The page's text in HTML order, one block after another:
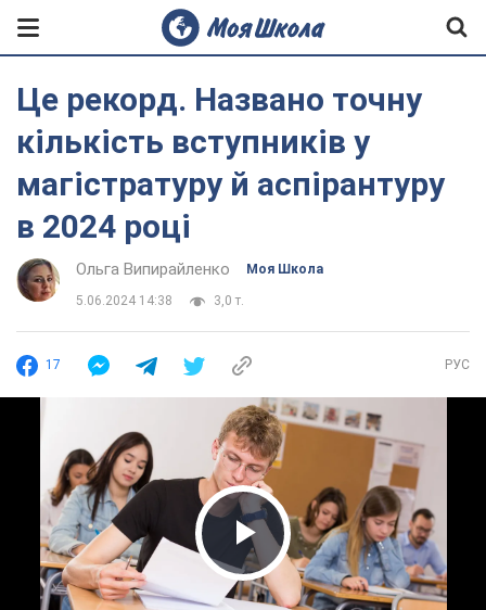
Це рекорд. Названо точну
кількість вступників у
магістратуру й аспірантуру
в 2024 році
Ольга Випирайленко Моя Школа
5.06.2024 14:38 3,0 т.
17 РУС
Play Video